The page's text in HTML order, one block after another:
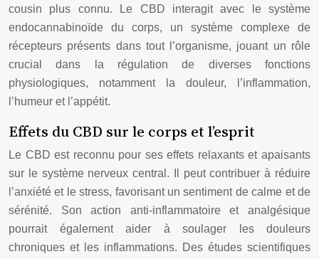
cousin plus connu. Le CBD interagit avec le système
endocannabinoïde du corps, un système complexe de
récepteurs présents dans tout l’organisme, jouant un rôle
crucial dans la régulation de diverses fonctions
physiologiques, notamment la douleur, l’inflammation,
l’humeur et l’appétit.
Effets du CBD sur le corps et l’esprit
Le CBD est reconnu pour ses effets relaxants et apaisants
sur le système nerveux central. Il peut contribuer à réduire
l’anxiété et le stress, favorisant un sentiment de calme et de
sérénité. Son action anti-inflammatoire et analgésique
pourrait également aider à soulager les douleurs
chroniques et les inflammations. Des études scientifiques